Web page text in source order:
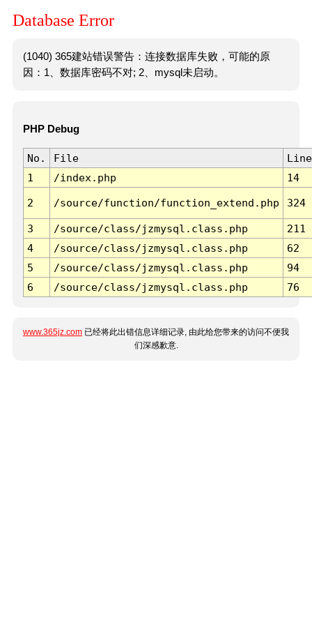
Database Error
(1040) 365建站错误警告：连接数据库失败，可能的原
因：1、数据库密码不对; 2、mysql未启动。
PHP Debug
No. File
Line
1
/index.php 14
2 /source/function/function_extend.php 324
3 /source/class/jzmysql.class.php
211
4
/source/class/jzmysql.class.php
62
5
/source/class/jzmysql.class.php
94
6
/source/class/jzmysql.class.php 76
www.365jz.com 已经将此出错信息详细记录, 由此给您带来的访问不便我
们深感歉意.